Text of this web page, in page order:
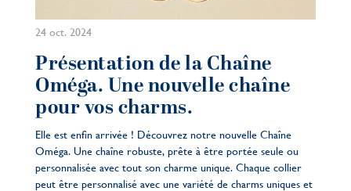
24 oct. 2024
Présentation de la Chaîne
Oméga. Une nouvelle chaîne
pour vos charms.
Elle est enfin arrivée ! Découvrez notre nouvelle Chaîne
Oméga. Une chaîne robuste, prête à être portée seule ou
personnalisée avec tout son charme unique. Chaque collier
peut être personnalisé avec une variété de charms uniques et